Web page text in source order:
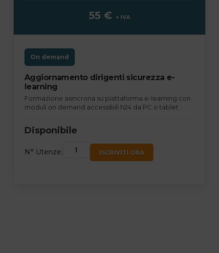
55 € + IVA
On demand
Aggiornamento dirigenti sicurezza e-
learning
Formazione asincrona su piattaforma e-learning con
moduli on demand accessibili h24 da PC o tablet
Disponibile
N° Utenze: ISCRIVITI ORA